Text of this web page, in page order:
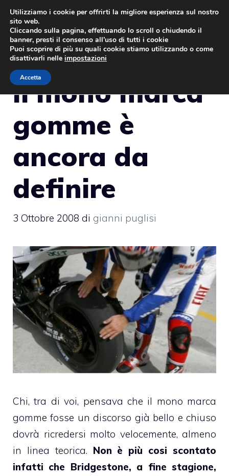
Vai
contenuto
Il mono marca
gomme è
ancora da
definire
3 Ottobre 2008 di gianni puglisi
Chi, tra di voi, pensava che il mono marca
gomme fosse un discorso già bello e chiuso
dovrà ricredersi molto velocemente, almeno
in linea teorica. Non è più cosi scontato
infatti che Bridgestone, a fine stagione,
Utilizziamo i cookie per offrirti la migliore esperienza sul nostro
sito web.
Cliccando sulla pagina, effettuando lo scroll o chiudendo il
banner, presti il consenso all’uso di tutti i cookie
Puoi scoprire di più su quali cookie stiamo utilizzando o come
disattivarli nelle impostazioni
Accetta